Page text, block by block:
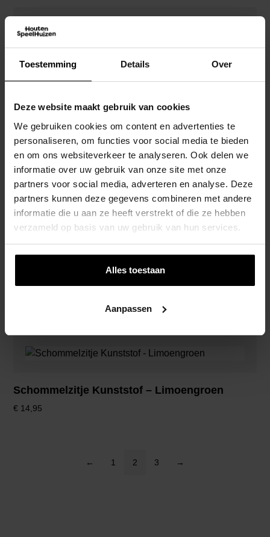
Toestemming Details Over
Deze website maakt gebruik van cookies
We gebruiken cookies om content en advertenties te
personaliseren, om functies voor social media te bieden
en om ons websiteverkeer te analyseren. Ook delen we
informatie over uw gebruik van onze site met onze
partners voor social media, adverteren en analyse. Deze
partners kunnen deze gegevens combineren met andere
informatie die u aan ze heeft verstrekt of die ze hebben
verzameld op basis van uw gebruik van hun services.
Alles toestaan
Aanpassen
Schommelzitje Kunststof – Blauw
€14,95
Schommelzitje Kunststof – Geel
€14,95
Schommelzitje Kunststof – Limoengroen
€ 14,95
← 1 2 3 →